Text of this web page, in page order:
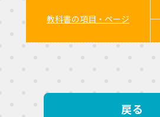
教科書の項目・ページ
戻る